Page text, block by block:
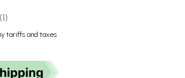
1
tariffs and taxes